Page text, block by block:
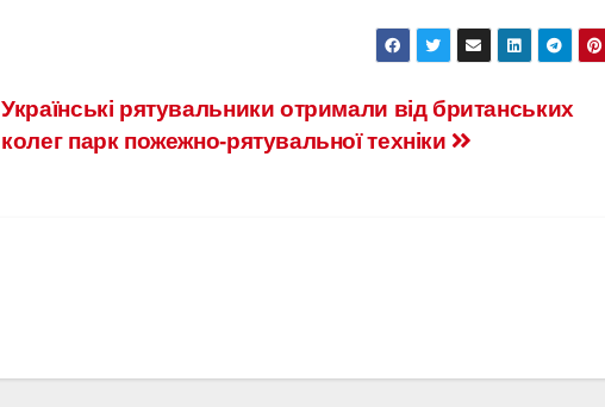
Українські рятувальники отримали від британських
колег парк пожежно-рятувальної техніки